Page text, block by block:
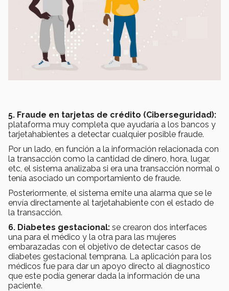
5. Fraude en tarjetas de crédito (Ciberseguridad):
plataforma muy completa que ayudaría a los bancos y
tarjetahabientes a detectar cualquier posible fraude.
Por un lado, en función a la información relacionada con
la transacción como la cantidad de dinero, hora, lugar,
etc, el sistema analizaba si era una transacción normal o
tenía asociado un comportamiento de fraude.
Posteriormente, el sistema emite una alarma que se le
envía directamente al tarjetahabiente con el estado de
la transacción.
6. Diabetes gestacional: se crearon dos interfaces
una para el médico y la otra para las mujeres
embarazadas con el objetivo de detectar casos de
diabetes gestacional temprana. La aplicación para los
médicos fue para dar un apoyo directo al diagnostico
que este podía generar dada la información de una
paciente.